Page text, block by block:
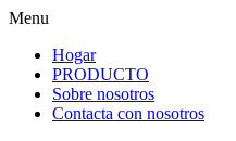
Menu
Hogar
PRODUCTO
Sobre nosotros
Contacta con nosotros